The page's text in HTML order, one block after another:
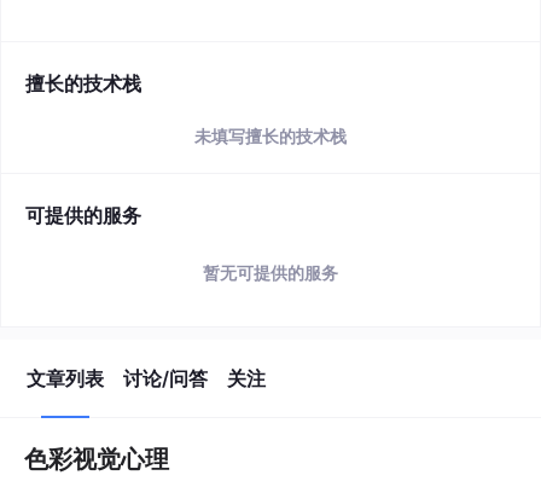
擅长的技术栈
未填写擅长的技术栈
可提供的服务
暂无可提供的服务
文章列表 讨论/问答 关注
色彩视觉心理